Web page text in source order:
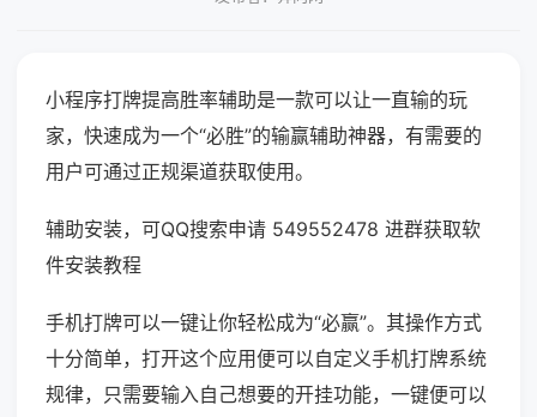
小程序打牌提高胜率辅助是一款可以让一直输的玩
家，快速成为一个“必胜”的输赢辅助神器，有需要的
用户可通过正规渠道获取使用。
辅助安装，可QQ搜索申请 549552478 进群获取软
件安装教程
手机打牌可以一键让你轻松成为“必赢”。其操作方式
十分简单，打开这个应用便可以自定义手机打牌系统
规律，只需要输入自己想要的开挂功能，一键便可以